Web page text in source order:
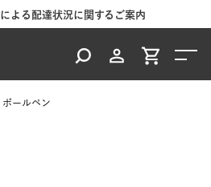
よる配達状況に関するご案内
ールペン